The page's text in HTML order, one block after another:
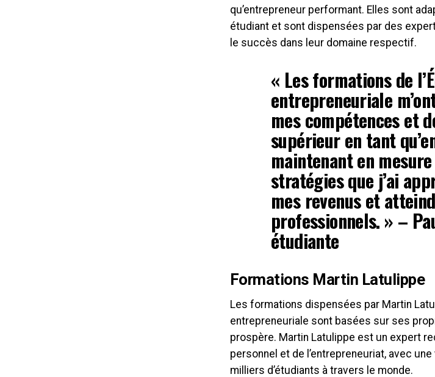
qu’entrepreneur performant. Elles sont
étudiant et sont dispensées par des
le succès dans leur domaine respectif.
« Les formations de
entrepreneuriale
mes compétences et
supérieur en tant
maintenant en
stratégies que j’ai
mes revenus et
professionnels. » –
étudiante
Formations Martin Latulippe
Les formations dispensées par Martin
entrepreneuriale sont basées sur ses
prospère. Martin Latulippe est un expert
personnel et de l’entrepreneuriat, avec
milliers d’étudiants à travers le monde.